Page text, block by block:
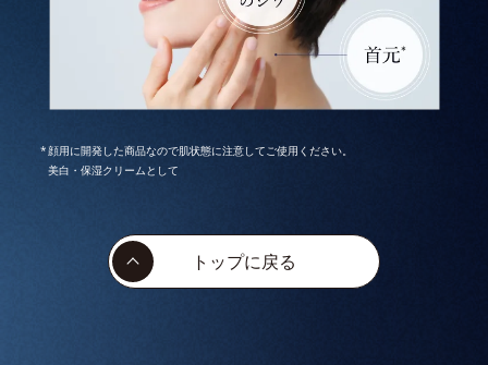
顔用に開発した商品なので肌状態に注意してご使用ください。
美白・保湿クリームとして
トップに戻る